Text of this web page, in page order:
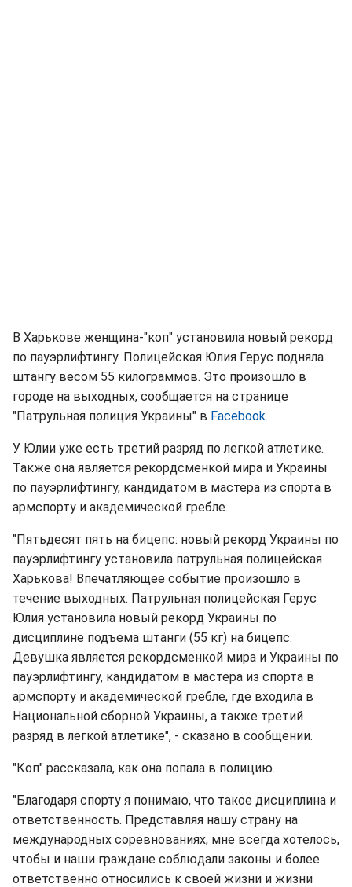
В Харькове женщина-"коп" установила новый рекорд
по пауэрлифтингу. Полицейская Юлия Герус подняла
штангу весом 55 килограммов. Это произошло в
городе на выходных, сообщается на странице
"Патрульная полиция Украины" в Facebook.
У Юлии уже есть третий разряд по легкой атлетике.
Также она является рекордсменкой мира и Украины
по пауэрлифтингу, кандидатом в мастера из спорта в
армспорту и академической гребле.
"Пятьдесят пять на бицепс: новый рекорд Украины по
пауэрлифтингу установила патрульная полицейская
Харькова! Впечатляющее событие произошло в
течение выходных. Патрульная полицейская Герус
Юлия установила новый рекорд Украины по
дисциплине подъема штанги (55 кг) на бицепс.
Девушка является рекордсменкой мира и Украины по
пауэрлифтингу, кандидатом в мастера из спорта в
армспорту и академической гребле, где входила в
Национальной сборной Украины, а также третий
разряд в легкой атлетике", - сказано в сообщении.
"Коп" рассказала, как она попала в полицию.
"Благодаря спорту я понимаю, что такое дисциплина и
ответственность. Представляя нашу страну на
международных соревнованиях, мне всегда хотелось,
чтобы и наши граждане соблюдали законы и более
ответственно относились к своей жизни и жизни